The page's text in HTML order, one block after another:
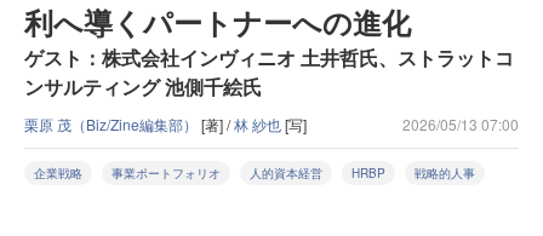
利へ導くパートナーへの進化
ゲスト：株式会社インヴィニオ 土井哲氏、ストラットコ
ンサルティング 池側千絵氏
栗原 茂（Biz/Zine編集部） [著] /林 紗也[写] 2026/05/13 07:00
企業戦略 事業ポートフォリオ 人的資本経営 HRBP 戦略的人事